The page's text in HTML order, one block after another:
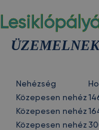
ÜZEMELNEK
Nehézség
Közepesen nehéz
Közepesen nehéz
Közepesen nehéz